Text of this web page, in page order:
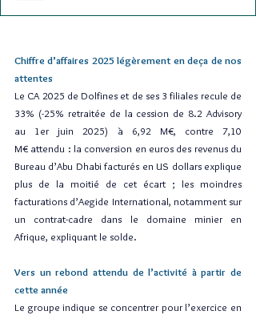
Chiffre d’affaires 2025 légèrement en deça de nos
attentes
Le CA 2025 de Dolfines et de ses 3 filiales recule de
33% (-25% retraitée de la cession de 8.2 Advisory
au 1er juin 2025) à 6,92 M€, contre 7,10
M€ attendu : la conversion en euros des revenus du
Bureau d’Abu Dhabi facturés en US dollars explique
plus de la moitié de cet écart ; les moindres
facturations d’Aegide International, notamment sur
un contrat-cadre dans le domaine minier en
Afrique, expliquant le solde.
Vers un rebond attendu de l’activité à partir de
cette année
Le groupe indique se concentrer pour l’exercice en